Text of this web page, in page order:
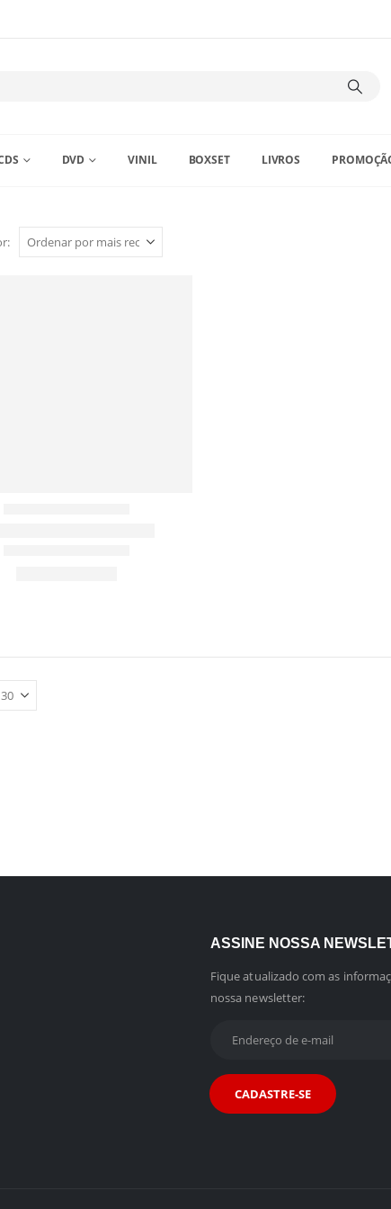
DVD VINIL BOXSET LIVROS
ASSINE NOSSA
Fique atualizado com as
nossa newsletter: